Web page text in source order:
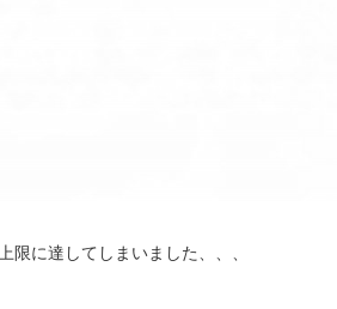
に達してしまいました、、、